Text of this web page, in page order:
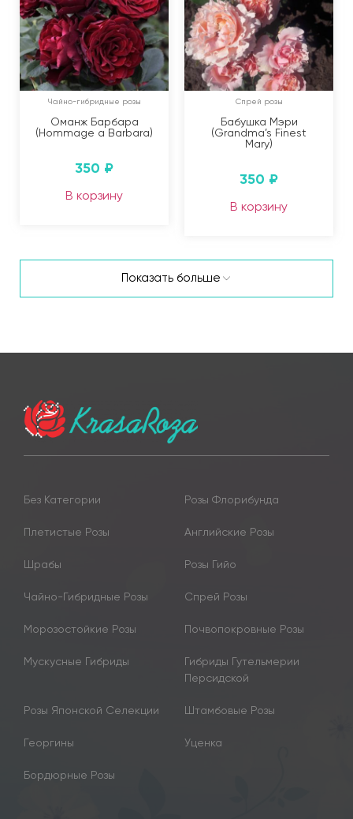
Чайно-гибридные розы
Оманж Барбара
(Hommage a Barbara)
350 ₽
В корзину
Спрей розы
Бабушка Мэри
(Grandma’s Finest
Mary)
350 ₽
В корзину
Показать больше
Без Категории Розы Флорибунда
Плетистые Розы Английские Розы
Шрабы Розы Гийо
Чайно-Гибридные Розы Спрей Розы
Морозостойкие Розы Почвопокровные Розы
Мускусные Гибриды
Гибриды Гутельмерии
Персидской
Розы Японской Селекции Штамбовые Розы
Георгины Уценка
Бордюрные Розы